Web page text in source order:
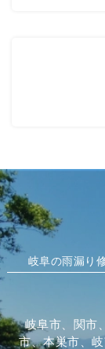
岐阜の雨漏り
岐阜市、関市
市、本巣市、